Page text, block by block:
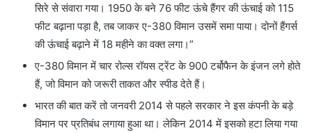
सिरे से संवारा गया। 1950 के बने 76 फीट ऊंचे हैंगर की ऊंचाई को 115
फीट बढ़ाना पड़ा है, तब जाकर ए-380 विमान उसमें समा पाया। दोनों हैंगर्स
की ऊंचाई बढ़ाने में 18 महीने का वक्त लगा।”
ए-380 विमान में चार रोल्स रॉयस ट्रेंट के 900 टर्बोफैन के इंजन लगे होते
हैं, जो विमान को जरूरी ताकत और स्‍पीड देते हैं।
भारत की बात करें तो जनवरी 2014 से पहले सरकार ने इस कंपनी के बड़े
विमान पर प्रतिबंध लगाया हुआ था। लेकिन 2014 में इसको हटा लिया गया